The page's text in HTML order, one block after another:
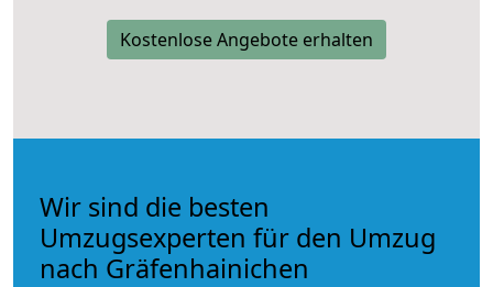
Kostenlose Angebote erhalten
Wir sind die besten
Umzugsexperten für den Umzug
nach Gräfenhainichen